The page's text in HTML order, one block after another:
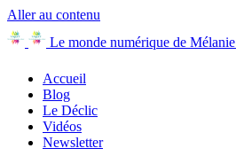
Aller au contenu
Le monde numérique de Mélanie
Accueil
Blog
Le Déclic
Vidéos
Newsletter